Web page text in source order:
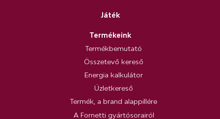
Játék
Termékeink
Termékbemutató
Összetevő kereső
Energia kalkulátor
Üzletkereső
Termék, a brand alappillére
A Fornetti gyártósorairól